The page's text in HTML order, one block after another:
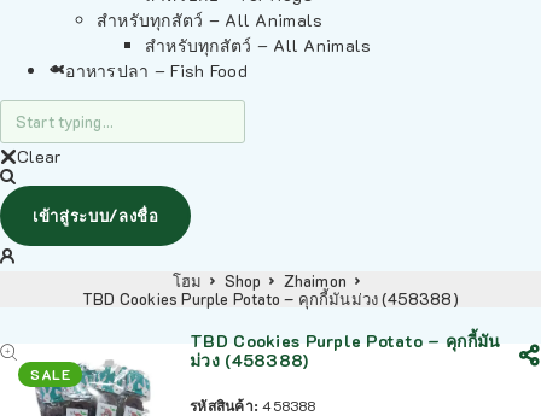
สำหรับทุกสัตว์ – All Animals
สำหรับทุกสัตว์ – All Animals
อาหารปลา – Fish Food
Clear
เข้าสู่ระบบ/ลงชื่อ
โฮม Shop
Zhaimon
TBD Cookies Purple Potato – คุกกี้มันม่วง (458388)
SALE
TBD Cookies Purple Potato – คุกกี้มัน
ม่วง (458388)
รหัสสินค้า:458388